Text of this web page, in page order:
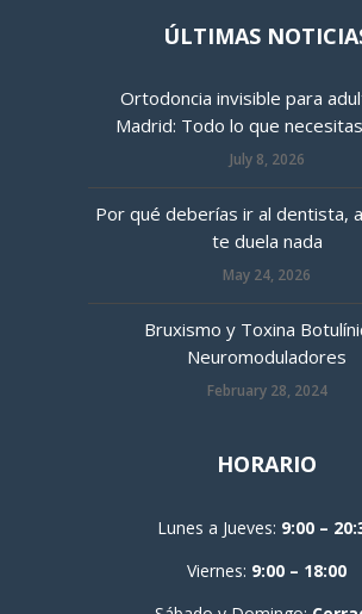
ÚLTIMAS
Ortodoncia invisible para
Madrid: Todo lo que
July 8, 2026
Por qué deberías ir al dentista,
te duela nada
May 24, 2026
Bruxismo y Toxina
Neuromoduladores
February 28, 2024
HORARIO
Lunes a Jueves: 9:00 –
Viernes: 9:00 – 18:00